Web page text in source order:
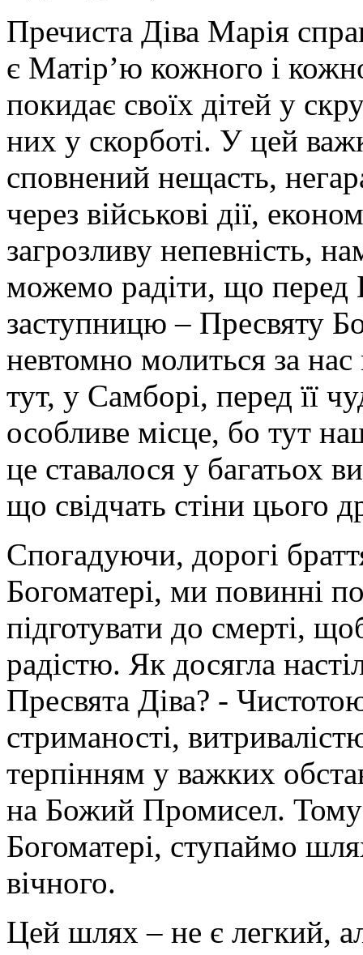
Пречиста Діва Марія
є Матір’ю кожного і
покидає своїх дітей у
них у скорботі. У цей
сповнений нещасть,
через військові дії,
загрозливу непевність,
можемо радіти, що
заступницю – Пресвяту
невтомно молиться за
тут, у Самборі, перед її
особливе місце, бо тут
це ставалося у багатьох
що свідчать стіни цього
Спогадуючи, дорогі
Богоматері, ми повинні
підготувати до смерті,
радістю. Як досягла
Пресвята Діва? -
стриманості,
терпінням у важких
на Божий Промисел.
Богоматері, ступаймо
вічного.
Цей шлях – не є легкий,